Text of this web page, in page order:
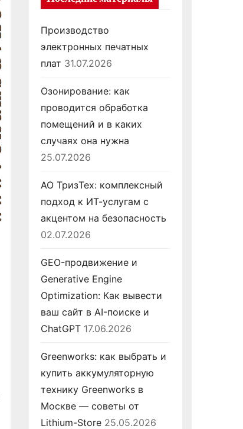
Производство
электронных печатных
плат 31.07.2026
Озонирование: как
проводится обработка
помещений и в каких
случаях она нужна
25.07.2026
АО ТризТех: комплексный
подход к ИТ-услугам с
акцентом на безопасность
02.07.2026
GEO-продвижение и
Generative Engine
Optimization: Как вывести
ваш сайт в AI-поиске и
ChatGPT 17.06.2026
Greenworks: как выбрать и
купить аккумуляторную
технику Greenworks в
Москве — советы от
Lithium-Store 25.05.2026